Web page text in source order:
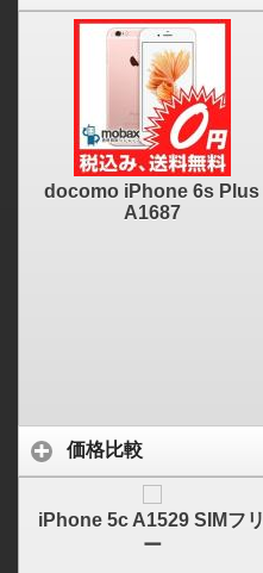
docomo iPhone 6s Plus
A1687
価格比較
iPhone 5c A1529 SIMフリ
ー